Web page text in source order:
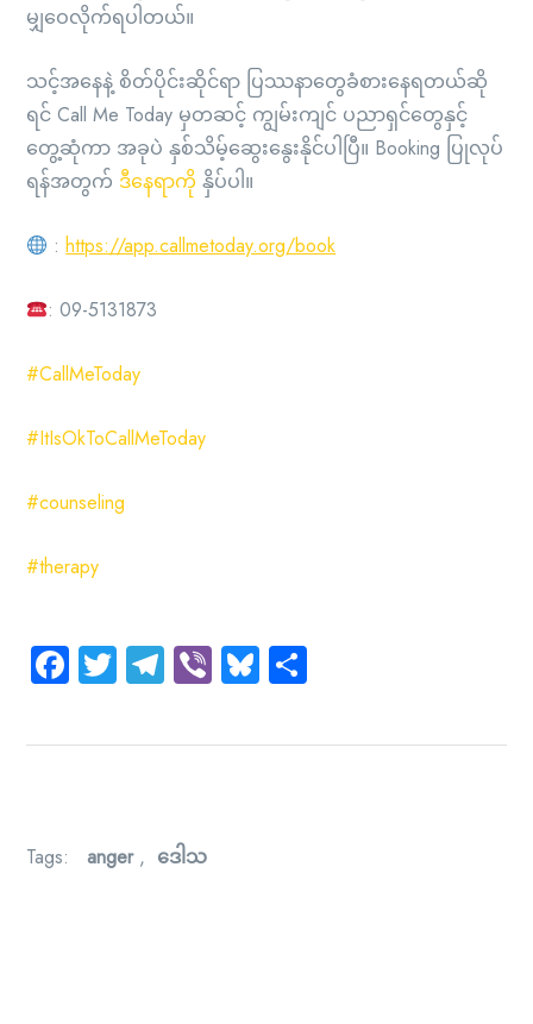
မျှဝေလိုက်ရပါတယ်။
သင့်အနေနဲ့ စိတ်ပိုင်းဆိုင်ရာ ပြဿနာတွေခံစားနေရတယ်ဆို
ရင် Call Me Today မှတဆင့် ကျွမ်းကျင် ပညာရှင်တွေနှင့်
တွေ့ဆုံကာ အခုပဲ နှစ်သိမ့်ဆွေးနွေးနိုင်ပါပြီ။ Booking ပြုလုပ်
ရန်အတွက် ဒီနေရာကို နှိပ်ပါ။
:https://app.callmetoday.org/book
: 09-5131873
#CallMeToday
#ItIsOkToCallMeToday
#counseling
#therapy
Facebook
TwitterTelegram
ViberBluesky
Tags: anger, ဒေါသ